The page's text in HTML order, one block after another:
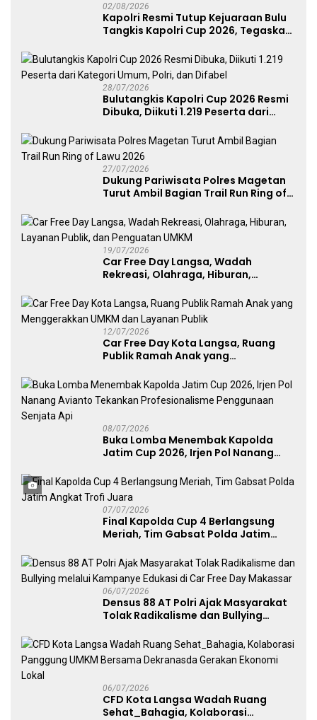
02/08/2026
Kapolri Resmi Tutup Kejuaraan Bulu
Tangkis Kapolri Cup 2026, Tegaskan
Atlet Nasional
28/07/2026
Bulutangkis Kapolri Cup 2026 Resmi
Dibuka, Diikuti 1.219 Peserta dari
27/07/2026
Dukung Pariwisata Polres Magetan
Turut Ambil Bagian Trail Run Ring of
19/07/2026
Car Free Day Langsa, Wadah
Rekreasi, Olahraga, Hiburan,
UMKM
12/07/2026
Car Free Day Kota Langsa, Ruang
Publik Ramah Anak yang
Publik
08/07/2026
Buka Lomba Menembak Kapolda
Jatim Cup 2026, Irjen Pol Nanang
Penggunaan Senjata Api
07/07/2026
Final Kapolda Cup 4 Berlangsung
Meriah, Tim Gabsat Polda Jatim
06/07/2026
Densus 88 AT Polri Ajak Masyarakat
Tolak Radikalisme dan Bullying
Free Day Makassar
06/07/2026
CFD Kota Langsa Wadah Ruang
Sehat_Bahagia, Kolaborasi